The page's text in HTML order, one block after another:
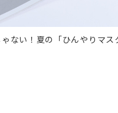
ない！夏の「ひんやりマス